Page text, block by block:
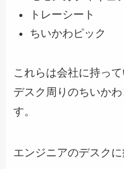
トレーシート
ちいかわピック
これらは会社に持って
デスク周りのちいか
す。
エンジニアのデスクに